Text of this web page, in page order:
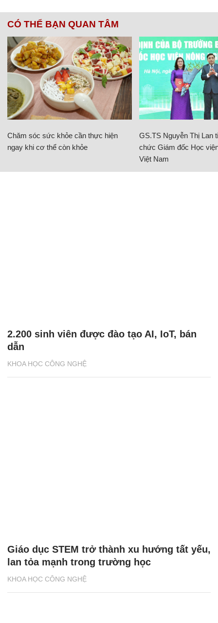
CÓ THỂ BẠN QUAN TÂM
Chăm sóc sức khỏe cần thực hiện
ngay khi cơ thể còn khỏe
GS.TS Nguyễn Thị Lan
chức Giám đốc Học
Việt Nam
KHOA HỌC CÔNG NGHỆ
2.200 sinh viên được đào tạo AI, IoT, bán
dẫn
KHOA HỌC CÔNG NGHỆ
Giáo dục STEM trở thành xu hướng tất yếu,
lan tỏa mạnh trong trường học